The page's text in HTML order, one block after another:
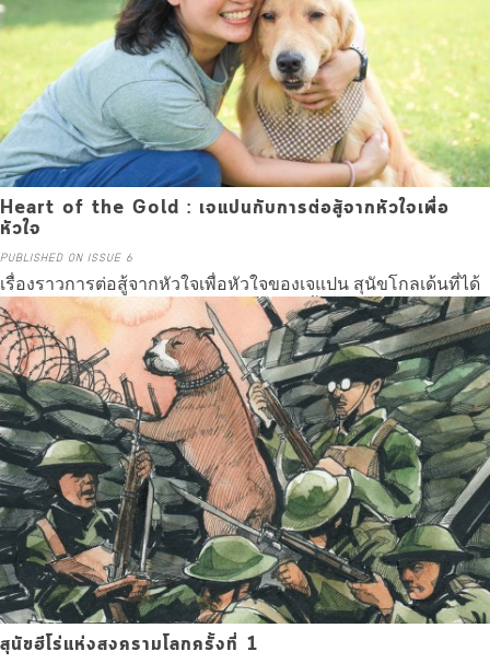
Heart of the Gold : เจแปนกับการต่อสู้จากหัวใจเพื่อ
หัวใจ
PUBLISHED ON ISSUE 6
เรื่องราวการต่อสู้จากหัวใจเพื่อหัวใจของเจแปน สุนัขโกลเด้นที่ได้
รับการผ่าตัดหัวใจแก้ไข PDA สำเร็จเป็นครั้งแรกในประเทศไทย
Read more
สุนัขฮีโร่แห่งสงครามโลกครั้งที่ 1